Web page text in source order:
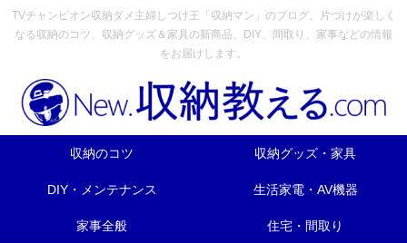
TVチャンピオン収納ダメ主婦しつけ王「収納マン」のブログ。片づけが楽しく
なる収納のコツ、収納グッズ＆家具の新商品、DIY、間取り、家事などの情報
をお届けします。
収納のコツ 収納グッズ・家具
DIY・メンテナンス 生活家電・AV機器
家事全般 住宅・間取り